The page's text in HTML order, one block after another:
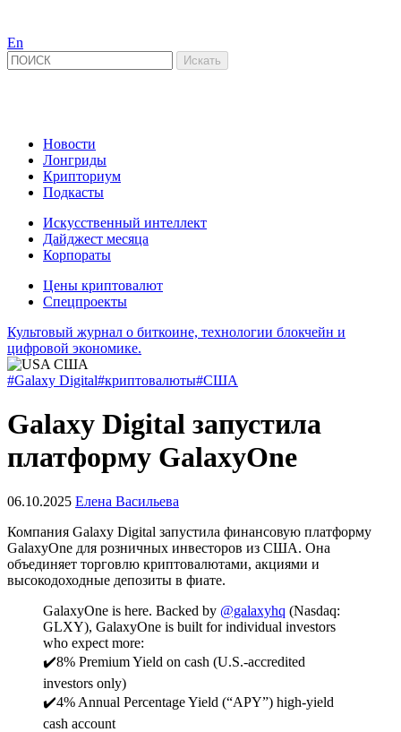
En
Новости
Лонгриды
Крипториум
Подкасты
Искусственный интеллект
Дайджест месяца
Корпораты
Цены криптовалют
Спецпроекты
Культовый журнал о биткоине, технологии блокчейн и
цифровой экономике.
#Galaxy Digital#криптовалюты#США
Galaxy Digital запустила
платформу GalaxyOne
06.10.2025 Елена Васильева
Компания Galaxy Digital запустила финансовую платформу
GalaxyOne для розничных инвесторов из США. Она
объединяет торговлю криптовалютами, акциями и
высокодоходные депозиты в фиате.
GalaxyOne is here. Backed by @galaxyhq (Nasdaq:
GLXY), GalaxyOne is built for individual investors
who expect more:
✔️8% Premium Yield on cash (U.S.-accredited
investors only)
✔️4% Annual Percentage Yield (“APY”) high-yield
cash account